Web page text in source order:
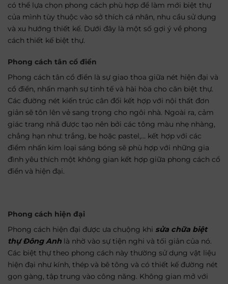
có thể lựa chọn phong cách phù hợp để làm mới biệt thự
của mình tùy thuộc vào sở thích cá nhân, nhu cầu sử dụng
và xu hướng thiết kế. Dưới đây là một số gợi ý về phong
cách thiết kế biệt thự.
Phong cách tân cổ điển
Phong cách tân cổ điển là sự giao thoa giữa nét hiện đại và
cổ điển, nhấn mạnh sự tinh tế và hài hòa cho căn biệt thự.
Các đường nét kiến trúc cân đối kết hợp với nội thất đơn
giản sẽ tôn lên vẻ sang trọng cho ngôi nhà. Ngoài ra, cảm
giác trang nhã được tạo nên bởi các tông màu nhẹ nhàng,
chẳng hạn như: trắng, be hoặc pastel,… kết hợp với các
điểm nhấn kim loại sáng bóng sẽ phù hợp với những gia
đình yêu thích một không gian kết hợp giữa phong cách cổ
điển và hiện đại.
Phong cách hiện đại
Phong cách hiện đại được ưa chuộng khi sửa chữa biệt
thự Đông Anh là nhờ vào sự tiện nghi và tối giản của nó.
Các biệt thự theo phong cách này thường sử dụng vật liệu
hiện đại như kính, thép và bê tông và có thiết kế đường nét
gọn gàng, tập trung vào công năng. Không gian mở với